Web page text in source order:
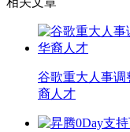
谷歌重大人事
裔人才